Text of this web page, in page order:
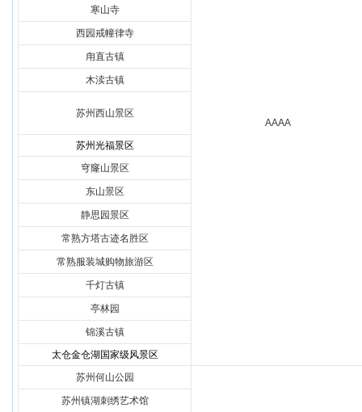
AAAA
寒山寺
西园戒幢律寺
甪直古镇
木渎古镇
苏州西山景区
苏州光福景区
穹窿山景区
东山景区
静思园景区
常熟方塔古迹名胜区
常熟服装城购物旅游区
千灯古镇
亭林园
锦溪古镇
太仓金仓湖国家级风景区
苏州何山公园
苏州镇湖刺绣艺术馆